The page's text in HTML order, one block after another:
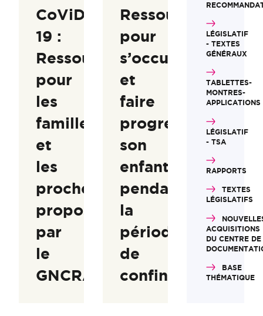
CoViD-
19 :
Ressources
pour
les
familles
et
les
proches
proposées
par
le
GNCRA
Ressources
pour
s’occuper
et
faire
progresser
son
enfant
pendant
la
période
de
confinement
LÉGISLATIF
- TEXTES
GÉNÉRAUX
TABLETTES-
MONTRES-
APPLICATIONS
LÉGISLATIF
- TSA
RAPPORTS
TEXTES
LÉGISLATIFS
ACQUISITIONS
DU CENTRE DE
BASE
THÉMATIQUE